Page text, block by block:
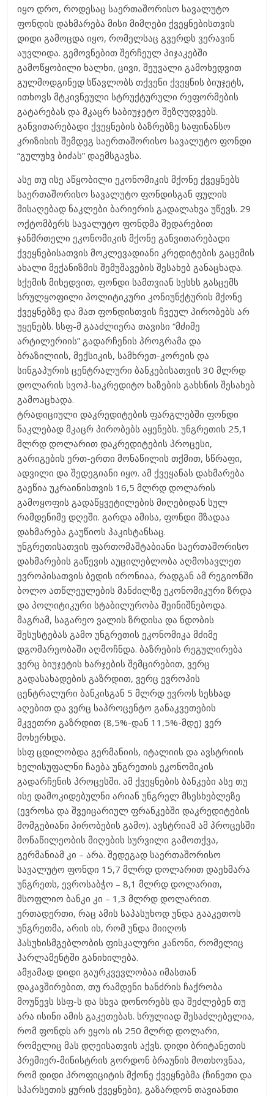
იყო დრო, როდესაც საერთაშორისო სავალუტო
ფონდის დახმარება მისი მიმღები ქვეყნებისთვის
დიდი გამოცდა იყო, რომელსაც გვერდს ვერავინ
აუვლიდა. გემოვნებით შერჩეულ პიჯაკებში
გამოწყობილი ხალხი, ცივი, შეუვალი გამოხედვით
გულმოდგინედ სწავლობს თქვენი ქვეყნის ბიუჯეტს,
ითხოვს მტკივნეული სტრუქტურული რეფორმების
გატარებას და მკაცრ საბიუჯეტო შეზღუდვებს.
განვითარებადი ქვეყნების ბაზრებზე საფინანსო
კრიზისის შემდეგ საერთაშორისო სავალუტო ფონდი
“გულუხვ ბიძას” დაემსგავსა.
ასე თუ ისე აწყობილი ეკონომიკის მქონე ქვეყნებს
საერთაშორისო სავალუტო ფონდისგან ფულის
მისაღებად ნაკლები ბარიერის გადალახვა უწევს. 29
ოქტომბერს სავალუტო ფონდმა შედარებით
ჯანმრთელი ეკონომიკის მქონე განვითარებადი
ქვეყნებისათვის მოკლევადიანი კრედიტების გაცემის
ახალი მექანიზმის შემუშავების შესახებ განაცხადა.
სქემის მიხედვით, ფონდი სამთვიან სესხს გასცემს
სრულყოფილი პოლიტიკური კონიუნქტურის მქონე
ქვეყნებზე და მათ ფონდისთვის ჩვეულ პირობებს არ
უყენებს. სსფ-მ გააძლიერა თავისი “მძიმე
არტილერიის” გადარჩენის პროგრამა და
ბრაზილიის, მექსიკის, სამხრეთ-კორეის და
სინგაპურის ცენტრალური ბანკებისათვის 30 მლრდ
დოლარის სვოპ-საკრედიტო ხაზების გახსნის შესახებ
გამოაცხადა.
ტრადიციული დაკრედიტების ფარგლებში ფონდი
ნაკლებად მკაცრ პირობებს აყენებს. უნგრეთის 25,1
მლრდ დოლარით დაკრედიტების პროცესი,
გარიგების ერთ-ერთი მონაწილის თქმით, სწრაფი,
ადვილი და შედეგიანი იყო. ამ ქვეყანას დახმარება
გაეწია უკრაინისთვის 16,5 მლრდ დოლარის
გამოყოფის გადაწყვეტილების მიღებიდან სულ
რამდენიმე დღეში. გარდა ამისა, ფონდი მზადაა
დახმარება გაუწიოს პაკისტანსაც.
უნგრეთისათვის ფართომაშტაბიანი საერთაშორისო
დახმარების გაწევის აუცილებლობა აღმოსავლეთ
ევროპისათვის ბედის ირონიაა, რადგან ამ რეგიონში
ბოლო ათწლეულების მანძილზე ეკონომიკური ზრდა
და პოლიტიკური სტაბილურობა შეინიშნებოდა.
მაგრამ, საგარეო ვალის ზრდისა და ნდობის
შესუსტებას გამო უნგრეთის ეკონომიკა მძიმე
დგომარეობაში აღმოჩნდა. ბაზრების რეგულირება
ვერც ბიუჯეტის ხარჯების შემცირებით, ვერც
გადასახადების გაზრდით, ვერც ევროპის
ცენტრალური ბანკისგან 5 მლრდ ევროს სესხად
აღებით და ვერც საპროცენტო განაკვეთების
მკვეთრი გაზრდით (8,5%-დან 11,5%-მდე) ვერ
მოხერხდა.
სსფ ცდილობდა გერმანიის, იტალიის და ავსტრიის
ხელისუფალნი ჩაება უნგრეთის ეკონომიკის
გადარჩენის პროცესში. ამ ქვეყნების ბანკები ასე თუ
ისე დამოკიდებულნი არიან უნგრელ მსესხებლეზე
(ევროსა და შვეიცარიულ ფრანკებში დაკრედიტების
მომგებიანი პირობების გამო). ავსტრიამ ამ პროცესში
მონაწილეობის მიღების სურვილი გამოთქვა,
გერმანიამ კი – არა. შედეგად საერთაშორისო
სავალუტო ფონდი 15,7 მლრდ დოლარით დაეხმარა
უნგრეთს, ევროსაბჭო – 8,1 მლრდ დოლარით,
მსოფლიო ბანკი კი – 1,3 მლრდ დოლარით.
ერთადერთი, რაც ამის საპასუხოდ უნდა გააკეთოს
უნგრეთმა, არის ის, რომ უნდა მიიღოს
პასუხისმგებლობის ფისკალური კანონი, რომელიც
პარლამენტში განიხილება.
ამჟამად დიდი გაურკვევლობაა იმასთან
დაკავშირებით, თუ რამდენი ხანძრის ჩაქრობა
მოუწევს სსფ-ს და სხვა დონორებს და შეძლებენ თუ
არა ისინი ამის გაკეთებას. სრულიად შესაძლებელია,
რომ ფონდს არ ეყოს ის 250 მლრდ დოლარი,
რომელიც მას დღეისათვის აქვს. დიდი ბრიტანეთის
პრემიერ-მინისტრის გორდონ ბრაუნის მოთხოვნაა,
რომ დიდი პროფიციტის მქონე ქვეყნებმა (ჩინეთი და
სპარსეთის ყურის ქვეყნები), გაზარდონ თავიანთი